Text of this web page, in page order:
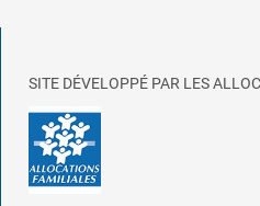
SITE DÉVELOPPÉ PAR LES